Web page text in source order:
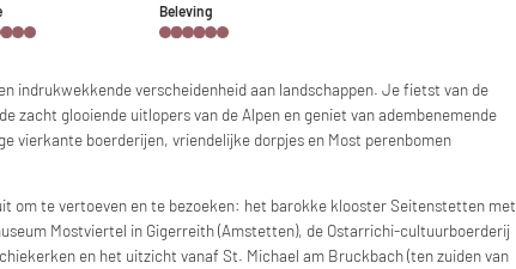
Beleving
indrukwekkende verscheidenheid aan landschappen. Je fietst van de
zacht glooiende uitlopers van de Alpen en geniet van adembenemende
vierkante boerderijen, vriendelijke dorpjes en Most perenbomen
om te vertoeven en te bezoeken: het barokke klooster Seitenstetten met
Mostviertel in Gigerreith (Amstetten), de Ostarrichi-cultuurboerderij
en het uitzicht vanaf St. Michael am Bruckbach (ten zuiden van